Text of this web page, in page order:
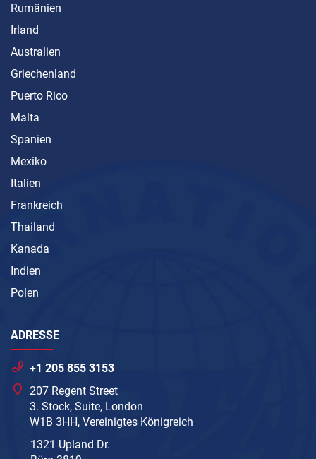
Rumänien
Irland
Australien
Griechenland
Puerto Rico
Malta
Spanien
Mexiko
Italien
Frankreich
Thailand
Kanada
Indien
Polen
ADRESSE
+1 205 855 3153
207 Regent Street
3. Stock, Suite, London
W1B 3HH, Vereinigtes Königreich
1321 Upland Dr.